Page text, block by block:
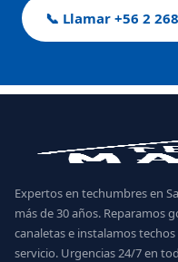
📞 Llamar +56 2
Expertos en techumbres en
más de 30 años. Reparamos
canaletas e instalamos
servicio. Urgencias 24/7 en